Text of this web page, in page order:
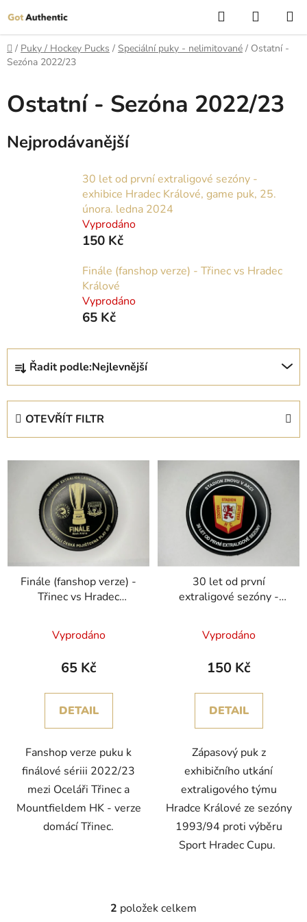
na
obsah
Hledat
KOŠÍK
Domů
/ Puky / Hockey Pucks / Speciální puky - nelimitované / Ostatní -
Sezóna 2022/23
Ostatní - Sezóna 2022/23
Nejprodávanější
30 let od první extraligové sezóny -
exhibice Hradec Králové, game puk, 25.
února. ledna 2024
Vyprodáno
150 Kč
Finále (fanshop verze) - Třinec vs Hradec
Králové
Vyprodáno
65 Kč
Ř
z
p
t
Řadit podle:Nejlevnější
OTEVŘÍT FILTR
V
r
Finále (fanshop verze) -
Třinec vs Hradec
Vyprodáno
65 Kč
DETAIL
Fanshop verze puku k
finálové sériii 2022/23
mezi Oceláři Třinec a
Mountfieldem HK - verze
domácí Třinec.
30 let od první
extraligové sezóny -
Králové, game puk, 25.
února. ledna 2024
Vyprodáno
150 Kč
DETAIL
Zápasový puk z
exhibičního utkání
extraligového týmu
Hradce Králové ze sezóny
1993/94 proti výběru
Sport Hradec Cupu.
O
2 položek celkem